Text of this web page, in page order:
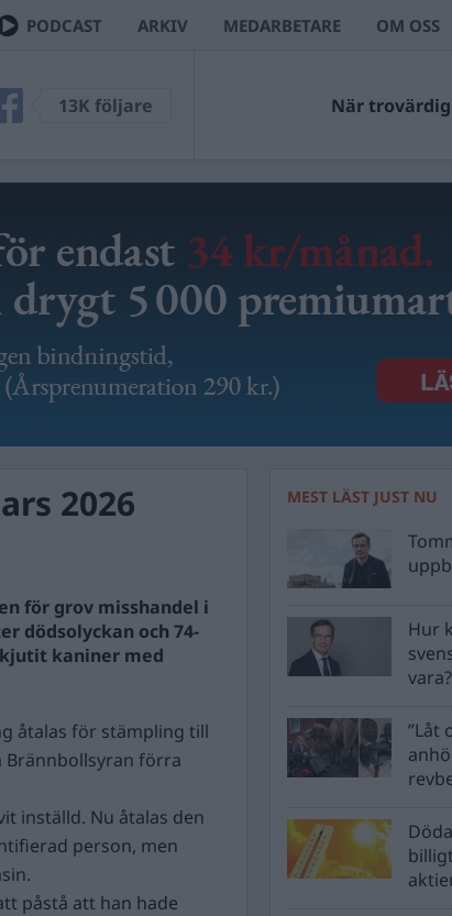
PODCAST ARKIV MEDARBETARE OM OSS
13K följare När
2026
för grov misshandel i
dödsolyckan och 74-
kaniner med
åtalas för stämpling till
Brännbollsyran förra
inställd. Nu åtalas den
person, men
påstå att han hade
MEST LÄST JUST NU
Hur
vara?
”Låt